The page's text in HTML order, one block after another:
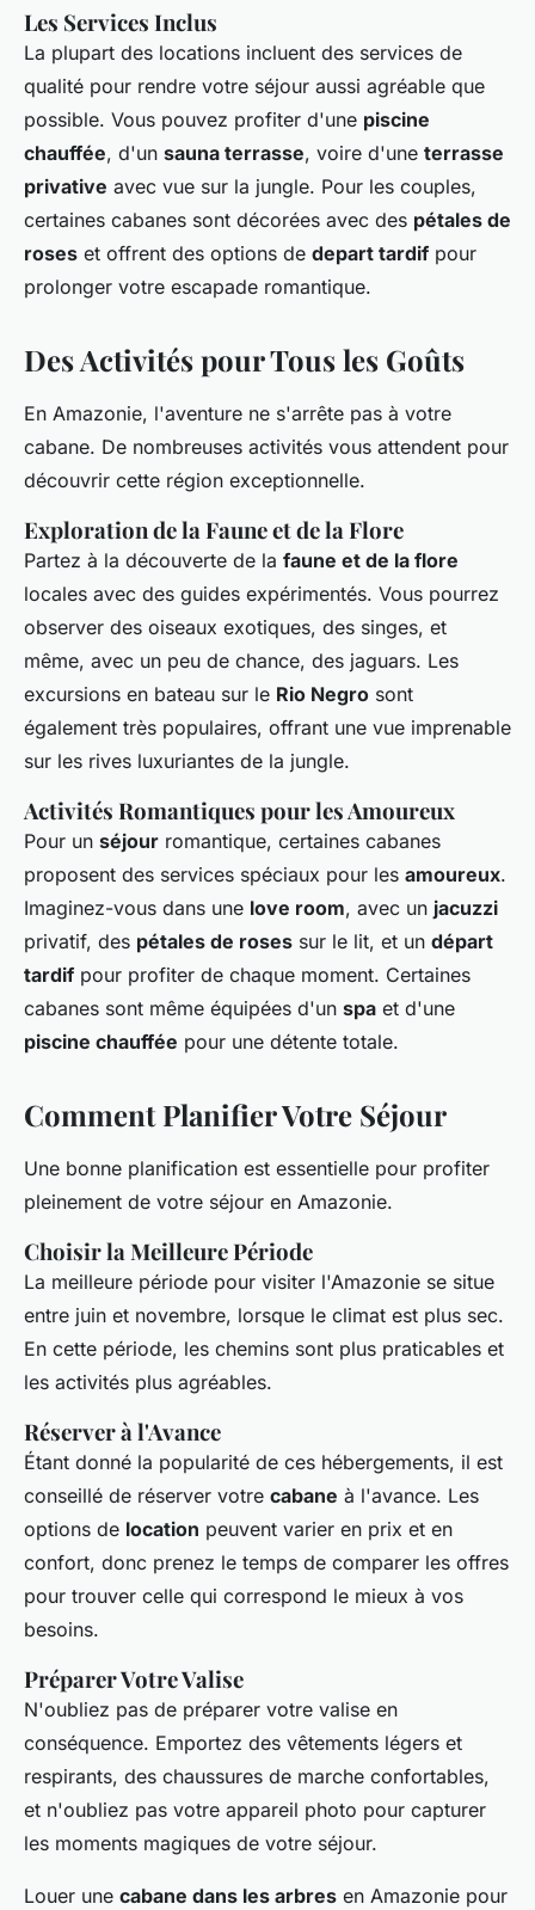
Les Services Inclus
La plupart des locations incluent des services de
qualité pour rendre votre séjour aussi agréable que
possible. Vous pouvez profiter d'une piscine
chauffée, d'un sauna terrasse, voire d'une terrasse
privative avec vue sur la jungle. Pour les couples,
certaines cabanes sont décorées avec des pétales de
roses et offrent des options de depart tardif pour
prolonger votre escapade romantique.
Des Activités pour Tous les Goûts
En Amazonie, l'aventure ne s'arrête pas à votre
cabane. De nombreuses activités vous attendent pour
découvrir cette région exceptionnelle.
Exploration de la Faune et de la Flore
Partez à la découverte de la faune et de la flore
locales avec des guides expérimentés. Vous pourrez
observer des oiseaux exotiques, des singes, et
même, avec un peu de chance, des jaguars. Les
excursions en bateau sur le Rio Negro sont
également très populaires, offrant une vue imprenable
sur les rives luxuriantes de la jungle.
Activités Romantiques pour les Amoureux
Pour un séjour romantique, certaines cabanes
proposent des services spéciaux pour les amoureux.
Imaginez-vous dans une love room, avec un jacuzzi
privatif, des pétales de roses sur le lit, et un départ
tardif pour profiter de chaque moment. Certaines
cabanes sont même équipées d'un spa et d'une
piscine chauffée pour une détente totale.
Comment Planifier Votre Séjour
Une bonne planification est essentielle pour profiter
pleinement de votre séjour en Amazonie.
Choisir la Meilleure Période
La meilleure période pour visiter l'Amazonie se situe
entre juin et novembre, lorsque le climat est plus sec.
En cette période, les chemins sont plus praticables et
les activités plus agréables.
Réserver à l'Avance
Étant donné la popularité de ces hébergements, il est
conseillé de réserver votre cabane à l'avance. Les
options de location peuvent varier en prix et en
confort, donc prenez le temps de comparer les offres
pour trouver celle qui correspond le mieux à vos
besoins.
Préparer Votre Valise
N'oubliez pas de préparer votre valise en
conséquence. Emportez des vêtements légers et
respirants, des chaussures de marche confortables,
et n'oubliez pas votre appareil photo pour capturer
les moments magiques de votre séjour.
Louer une cabane dans les arbres en Amazonie pour